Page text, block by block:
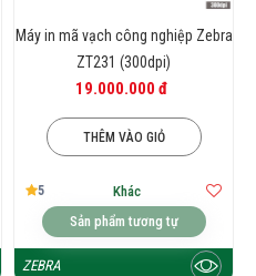
Máy in mã vạch công nghiệp Zebra
ZT231 (300dpi)
19.000.000 đ
THÊM VÀO GIỎ
5
Khác
Sản phẩm tương tự
ZEBRA